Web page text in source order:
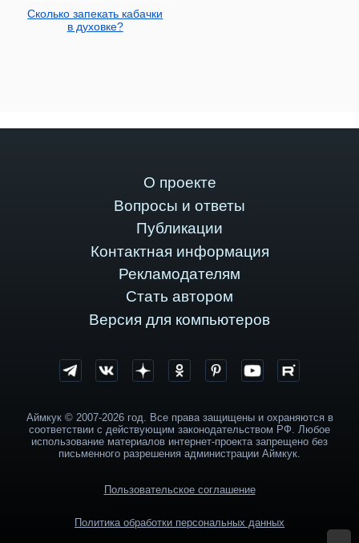
Сколько запекать кабачки
в духовке?
О проекте
Вопросы и ответы
Публикации
Контактная информация
Рекламодателям
Стать автором
Версия для компьютеров
Аймкук © 2007-2026 год. Все права защищены и охраняются в
соответствии с действующим законодательством РФ. Любое
использование материалов интернет-проекта запрещено без
письменного разрешения администрации Аймкук.
Пользовательское соглашение
Политика обработки персональных данных